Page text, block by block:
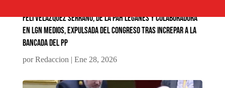
Feli Velázquez Serrano, de la PAH Leganés y colaboradora
en LGN Medios, expulsada del Congreso tras increpar a la
bancada del PP
porRedaccion| Ene 28, 2026